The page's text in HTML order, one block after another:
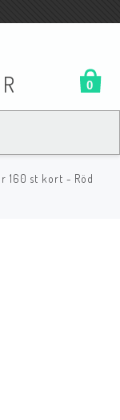
0
160 st kort - Röd